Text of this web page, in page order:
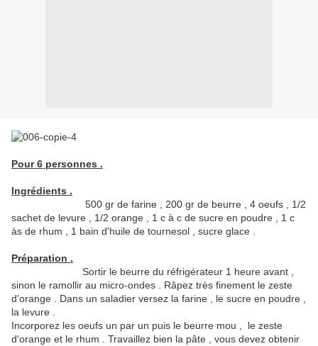
Pour 6 personnes .
Ingrédients .
500 gr de farine , 200 gr de beurre , 4 oeufs , 1/2
sachet de levure , 1/2 orange , 1 c à c de sucre en poudre , 1 c
às de rhum , 1 bain d'huile de tournesol , sucre glace .
Préparation .
Sortir le beurre du réfrigérateur 1 heure avant ,
sinon le ramollir au micro-ondes . Râpez très finement le zeste
d'orange . Dans un saladier versez la farine , le sucre en poudre ,
la levure .
Incorporez les oeufs un par un puis le beurre mou , le zeste
d'orange et le rhum . Travaillez bien la pâte , vous devez obtenir